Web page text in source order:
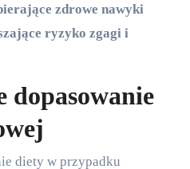
zdrowe nawyki
ryzyko zgagi i
diety w przypadku